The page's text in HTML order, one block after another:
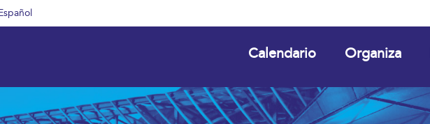
Calendario Organiza